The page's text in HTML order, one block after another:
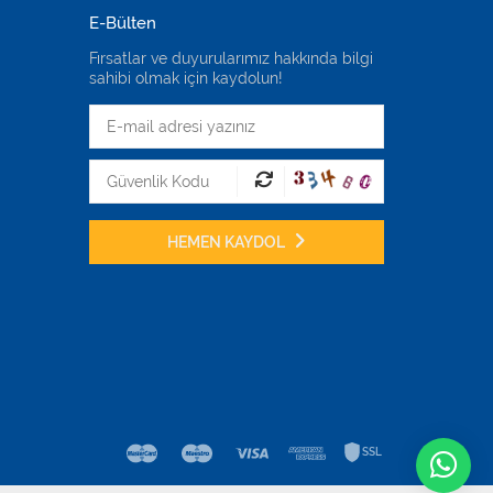
E-Bülten
Fırsatlar ve duyurularımız hakkında bilgi
sahibi olmak için kaydolun!
HEMEN KAYDOL